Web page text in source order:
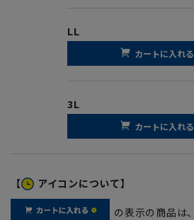
LL
カートに入れる
3L
カートに入れる
【 アイコンについて】
の表示の商品は、